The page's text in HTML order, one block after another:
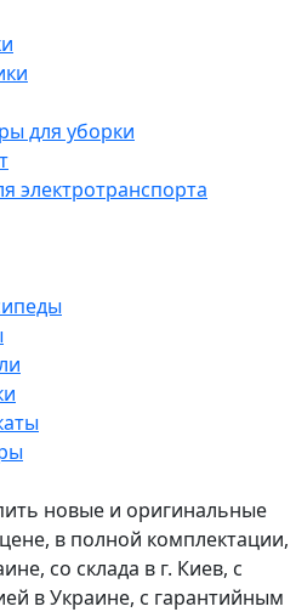
для уборки
электротранспорта
новые и оригинальные
в полной комплектации,
со склада в г. Киев, с
в Украине, с гарантийным